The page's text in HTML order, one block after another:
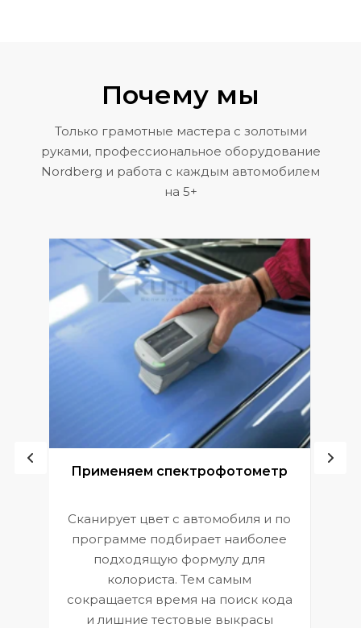
Почему мы
Только грамотные мастера с золотыми
руками, профессиональное оборудование
Nordberg и работа с каждым автомобилем
на 5+
Применяем спектрофотометр
Сканирует цвет с автомобиля и по
программе подбирает наиболее
подходящую формулу для
колориста. Тем самым
сокращается время на поиск кода
и лишние тестовые выкрасы